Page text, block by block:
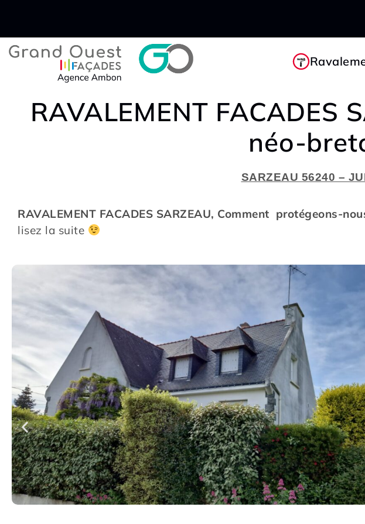
RAVALEMENT FACADES
néo-
SARZEAU 56240 –
RAVALEMENT FACADES SARZEAU, Comment protégeons-
lisez la suite